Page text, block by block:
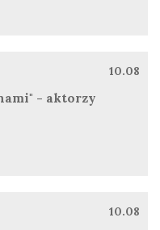
- aktorzy
10.08
10.08